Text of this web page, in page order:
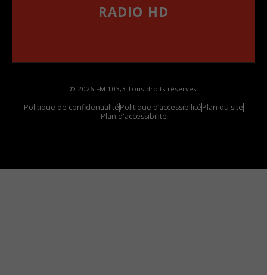
RADIO HD
© 2026 FM 103,3 Tous droits réservés.
Politique de confidentialitéPolitique d’accessibilitéPlan du site
Plan d'accessibilite